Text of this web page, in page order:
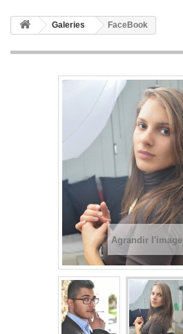
Galeries FaceBook
Agrandir l'image